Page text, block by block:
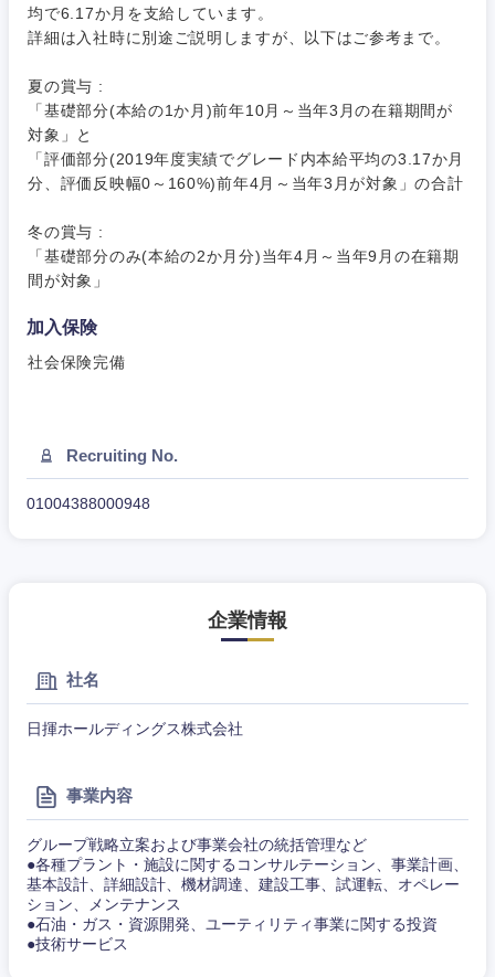
均で6.17か月を支給しています。
詳細は入社時に別途ご説明しますが、以下はご参考まで。
夏の賞与 :
「基礎部分(本給の1か月)前年10月～当年3月の在籍期間が
対象」と
「評価部分(2019年度実績でグレード内本給平均の3.17か月
分、評価反映幅0～160%)前年4月～当年3月が対象」の合計
冬の賞与 :
「基礎部分のみ(本給の2か月分)当年4月～当年9月の在籍期
間が対象」
加入保険
社会保険完備
Recruiting No.
01004388000948
企業情報
社名
日揮ホールディングス株式会社
事業内容
グループ戦略立案および事業会社の統括管理など
●各種プラント・施設に関するコンサルテーション、事業計画、
基本設計、詳細設計、機材調達、建設工事、試運転、オペレー
ション、メンテナンス
●石油・ガス・資源開発、ユーティリティ事業に関する投資
●技術サービス
大阪府 兵庫県
奈良県 和歌山県